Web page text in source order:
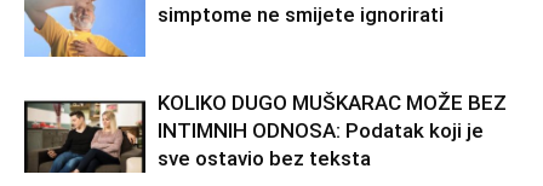
simptome ne smijete ignorirati
KOLIKO DUGO MUŠKARAC MOŽE BEZ
INTIMNIH ODNOSA: Podatak koji je
sve ostavio bez teksta